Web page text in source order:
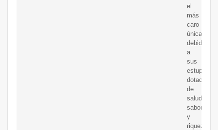
el
más
caro
debido
a
sus
dotaciones
de
salud,
sabor
y
riqueza.